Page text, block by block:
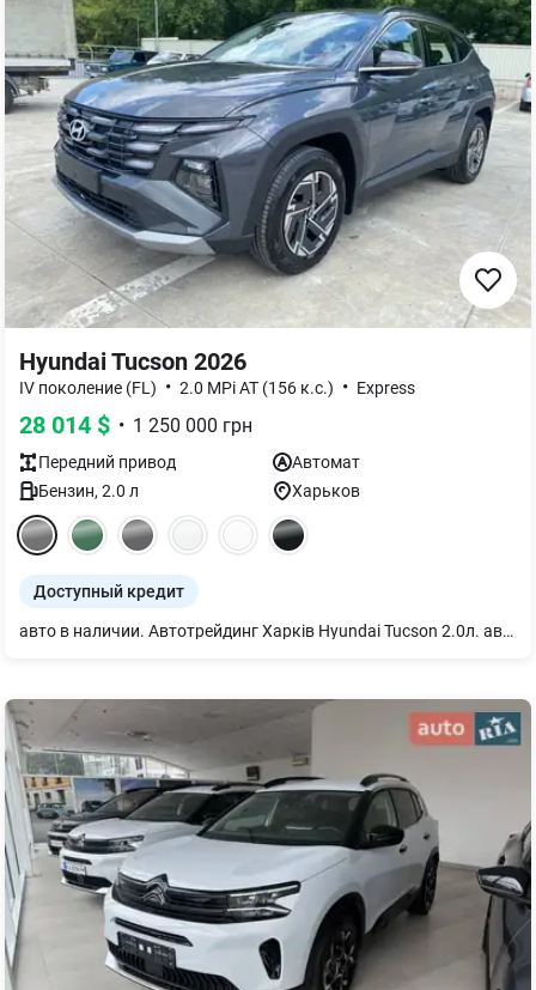
Hyundai Tucson 2026
IV поколение (FL) • 2.0 MPi AT (156 к.с.) • Express
28 014 $ • 1 250 000 грн
Передний привод
Автомат
Бензин, 2.0 л Харьков
Доступный кредит
авто в наличии. Автотрейдинг Харків Hyundai Tucson 2.0л. автомат 4х2, комплектация-Express, цвет салона-черный, цвет авто-графит, 2026 г.в. приобрести возможно: - за наличные -в кредит - в лизинг -есть трейд ин - есть доставка по Украине (оплачивается отдельно) Ждем Вас.